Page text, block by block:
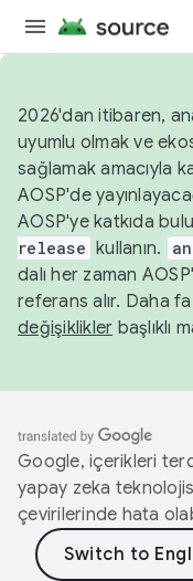
2026'dan itibaren,
uyumlu olmak ve
sağlamak amacıyla
AOSP'de
AOSP'ye katkıda
release kullanın.
dalı her zaman
referans alır. Daha
değişiklikler başlıklı
Google, içerikleri
yapay zeka
çevirilerinde hata